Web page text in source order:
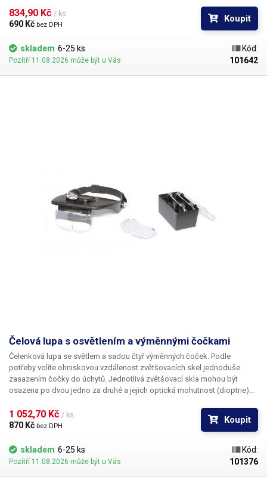
povrchů materiálů (defektoskopie), kontrolu elektronických součástek,
ke kontrole desek plošných spojů, ke čtení označení SMD součástek a
naklápět a zapíná se na obou stranách samostatně otočným vypínačem.
K napájení slouží tři baterie LR1130 (tři pro jednu LED). Pravá i levá lupa
834,90 Kč / ks
690 Kč bez DPH
Koupit
skladem 6-25 ks
Pozítří 11.08.2026 může být u Vás
Kód:
101642
Čelová lupa s osvětlením a výměnnými čočkami
Čelenková lupa se světlem a sadou čtyř výměnných čoček. Podle
potřeby volíte ohniskovou vzdálenost zvětšovacích skel jednoduše
zasazením čočky do úchytů. Jednotlivá zvětšovací skla mohou být
osazena po dvou jedno za druhé a jejich optická mohutnost (dioptrie)
odklopit směrem vzhůru. V případě nasazení dvou skel bude po
vyklopení přední čočky tato vyřazena z optické soustavy, což vám
1 052,70 Kč / ks
870 Kč bez DPH
Koupit
skladem 6-25 ks
Pozítří 11.08.2026 může být u Vás
Kód:
101376